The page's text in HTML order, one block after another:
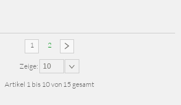
1 2
Zeige: 10
Artikel 1 bis 10 von 15 gesamt